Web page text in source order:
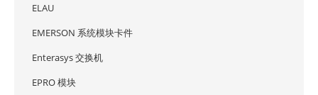
ELAU
EMERSON 系统模块卡件
Enterasys 交换机
EPRO 模块